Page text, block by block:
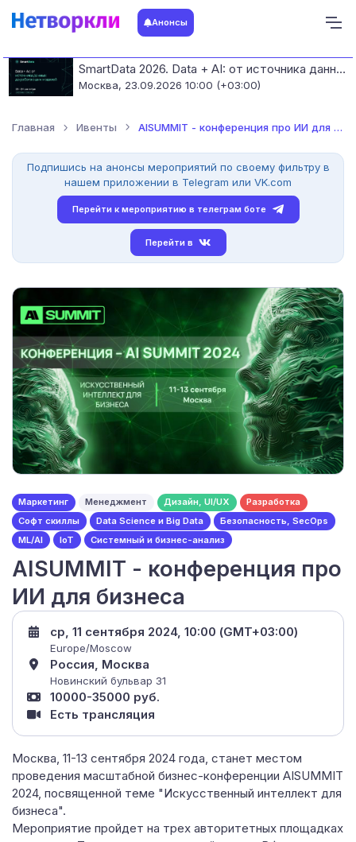
Анонсы
SmartData 2026. Data + AI: от источника данных до работающих моделей
Москва, 23.09.2026 10:00 (+03:00)
Главная Ивенты AISUMMIT - конференция про ИИ для бизнеса
Подпишись на анонсы мероприятий по своему фильтру в
нашем приложении в Telegram или VK.com
Перейти к мероприятию в телеграм боте
Перейти в
Маркетинг Менеджмент Дизайн, UI/UX
Разработка
Софт скиллы
Data Science и Big Data
Безопасность, SecOps
ML/AI
IoT Системный и бизнес-анализ
AISUMMIT - конференция про
ИИ для бизнеса
Москва, 11-13 сентября 2024 года, станет местом
проведения масштабной бизнес-конференции AISUMMIT
2024, посвященной теме "Искусственный интеллект для
бизнеса".
Мероприятие пройдет на трех авторитетных площадках
ср, 11 сентября 2024, 10:00 (GMT+03:00)
Europe/Moscow
Россия, Москва
Новинский бульвар 31
10000-35000 руб.
Есть трансляция